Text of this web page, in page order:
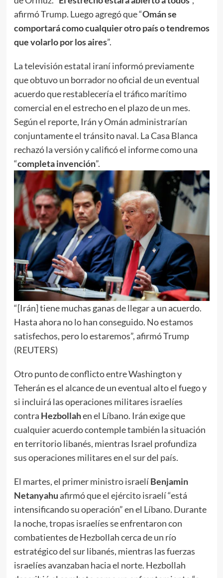
afirmó Trump. Luego agregó que “Omán se
comportará como cualquier otro país o tendremos
que volarlo por los aires”.
La televisión estatal iraní informó previamente
que obtuvo un borrador no oficial de un eventual
acuerdo que restablecería el tráfico marítimo
comercial en el estrecho en el plazo de un mes.
Según el reporte, Irán y Omán administrarían
conjuntamente el tránsito naval. La Casa Blanca
rechazó la versión y calificó el informe como una
“completa invención”.
“[Irán] tiene muchas ganas de llegar a un acuerdo.
Hasta ahora no lo han conseguido. No estamos
satisfechos, pero lo estaremos”, afirmó Trump
(REUTERS)
Otro punto de conflicto entre Washington y
Teherán es el alcance de un eventual alto el fuego y
si incluirá las operaciones militares israelíes
contra Hezbollahen el Líbano. Irán exige que
cualquier acuerdo contemple también la situación
en territorio libanés, mientras Israel profundiza
sus operaciones militares en el sur del país.
El martes, el primer ministro israelíBenjamin
Netanyahuafirmó que el ejército israelí “está
intensificando su operación” en el Líbano. Durante
la noche, tropas israelíes se enfrentaron con
combatientes de Hezbollah cerca de un río
estratégico del sur libanés, mientras las fuerzas
israelíes avanzaban hacia el norte. Hezbollah